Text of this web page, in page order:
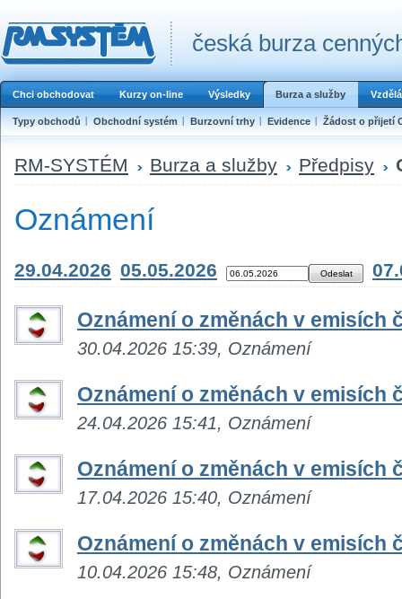
česká burza
Chci obchodovat Kurzy on-line Výsledky Burza a služby
Typy obchodů Obchodní systém Burzovní trhy Evidence Žádost o přijetí
RM-SYSTÉM Burza a služby Předpisy
Oznámení
29.04.2026 05.05.2026
Oznámení o změnách v emisích
30.04.2026 15:39, Oznámení
Oznámení o změnách v emisích
24.04.2026 15:41, Oznámení
Oznámení o změnách v emisích
17.04.2026 15:40, Oznámení
Oznámení o změnách v emisích
10.04.2026 15:48, Oznámení